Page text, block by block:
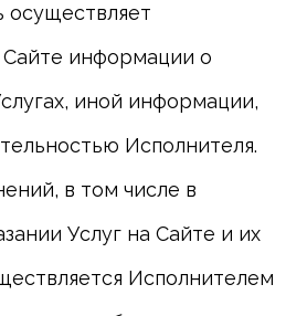
осуществляет
информации о
иной информации,
Исполнителя.
в том числе в
Услуг на Сайте и их
Исполнителем